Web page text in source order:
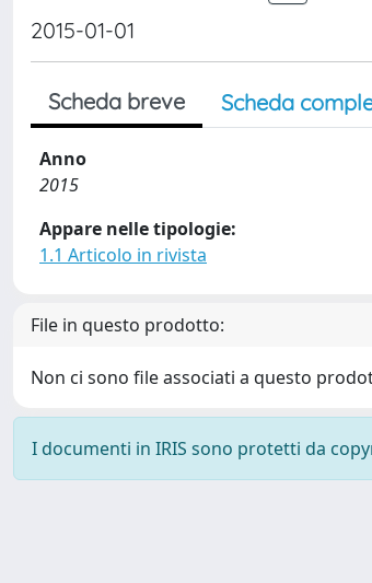
2015-01-01
Scheda breve Scheda
Anno
2015
Appare nelle tipologie:
1.1 Articolo in rivista
File in questo prodotto:
Non ci sono file associati a questo
I documenti in IRIS sono protetti da